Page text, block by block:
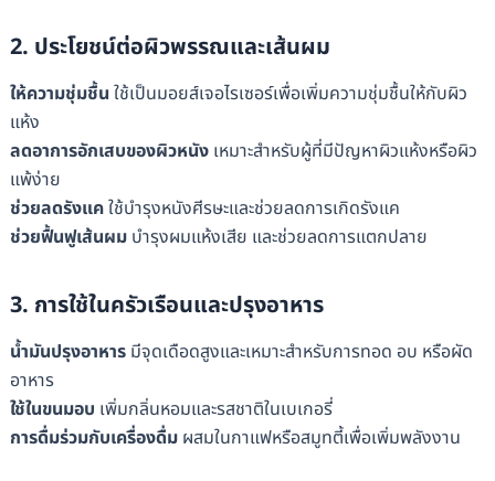
2. ประโยชน์ต่อผิวพรรณและเส้นผม
ให้ความชุ่มชื้น ใช้เป็นมอยส์เจอไรเซอร์เพื่อเพิ่มความชุ่มชื้นให้กับผิว
แห้ง
ลดอาการอักเสบของผิวหนังเหมาะสำหรับผู้ที่มีปัญหาผิวแห้งหรือผิว
แพ้ง่าย
ช่วยลดรังแคใช้บำรุงหนังศีรษะและช่วยลดการเกิดรังแค
ช่วยฟื้นฟูเส้นผม บำรุงผมแห้งเสีย และช่วยลดการแตกปลาย
3. การใช้ในครัวเรือนและปรุงอาหาร
น้ำมันปรุงอาหารมีจุดเดือดสูงและเหมาะสำหรับการทอด อบ หรือผัด
อาหาร
ใช้ในขนมอบ เพิ่มกลิ่นหอมและรสชาติในเบเกอรี่
การดื่มร่วมกับเครื่องดื่มผสมในกาแฟหรือสมูทตี้เพื่อเพิ่มพลังงาน